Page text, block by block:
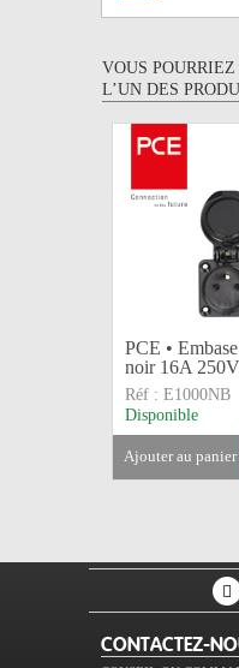
VOUS
L’UN DES
PCE •
noir 16A
Réf : E1000NB
Disponible
ajouter au panier
CONTACTEZ-